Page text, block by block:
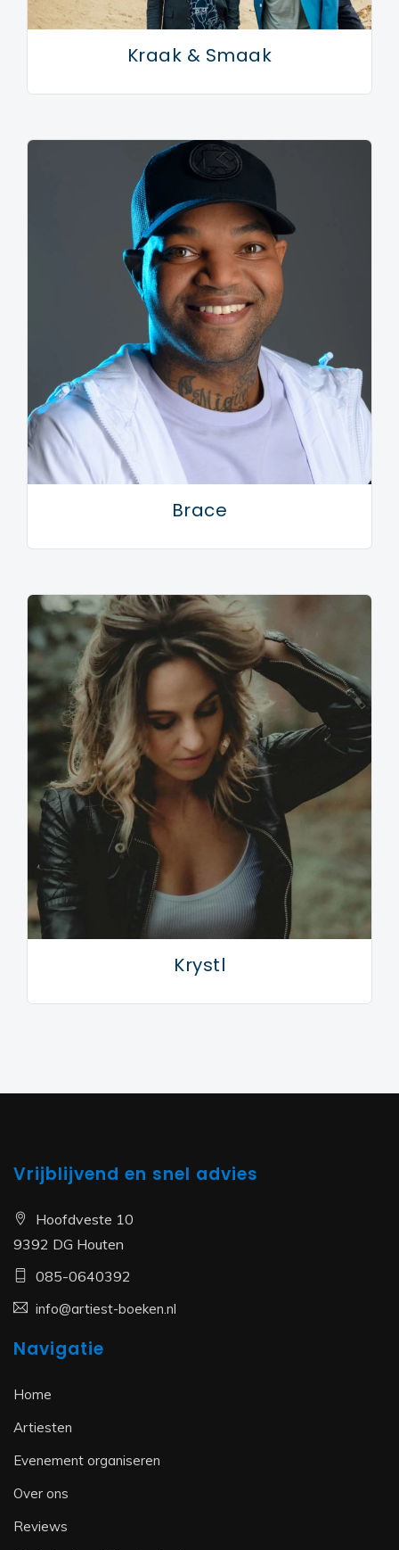
Kraak & Smaak
Brace
Krystl
Vrijblijvend en snel advies
Hoofdveste 10
9392 DG Houten
085-0640392
info@artiest-boeken.nl
Navigatie
Home
Artiesten
Evenement organiseren
Over ons
Reviews